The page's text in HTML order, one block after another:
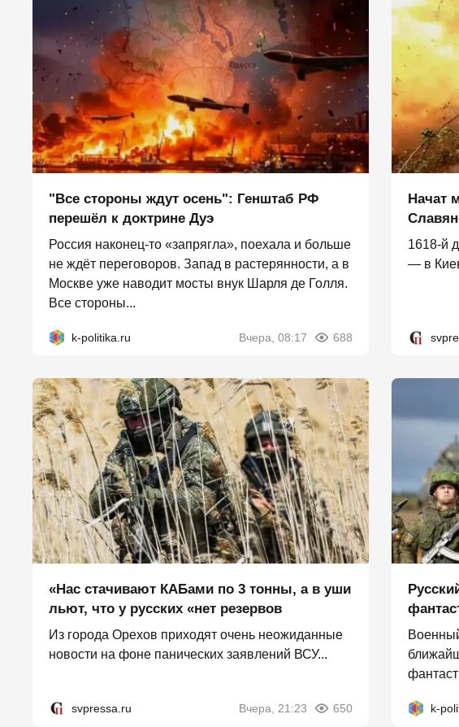
"Все стороны ждут осень": Генштаб РФ
перешёл к доктрине Дуэ
Россия наконец-то «запрягла», поехала и больше
не ждёт переговоров. Запад в растерянности, а в
Москве уже наводит мосты внук Шарля де Голля.
Все стороны...
k-politika.ru Вчера, 08:17 688
Начат
1618-й
— в
«Нас стачивают КАБами по 3 тонны, а в уши
льют, что у русских «нет резервов
Из города Орехов приходят очень неожиданные
новости на фоне панических заявлений ВСУ...
svpressa.ru Вчера, 21:23 650 k-